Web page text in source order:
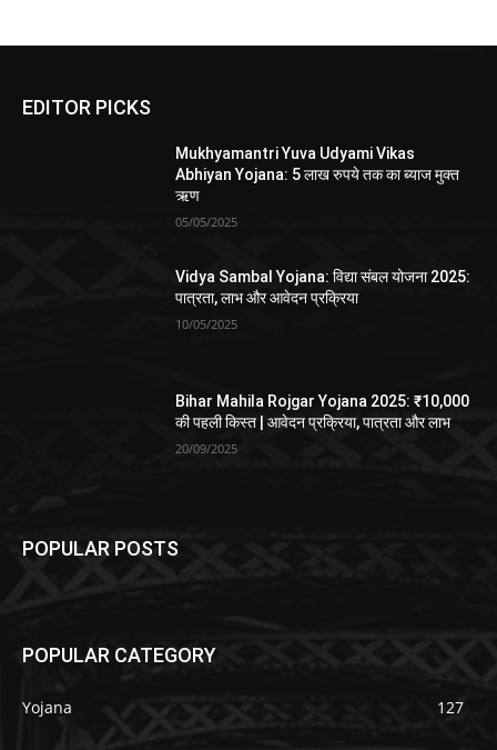
EDITOR PICKS
Mukhyamantri Yuva Udyami Vikas
Abhiyan Yojana: 5 लाख रुपये तक का ब्याज मुक्त
ऋण
05/05/2025
Vidya Sambal Yojana: विद्या संबल योजना 2025:
पात्रता, लाभ और आवेदन प्रक्रिया
10/05/2025
Bihar Mahila Rojgar Yojana 2025: ₹10,000
की पहली किस्त | आवेदन प्रक्रिया, पात्रता और लाभ
20/09/2025
POPULAR POSTS
POPULAR CATEGORY
Yojana 127